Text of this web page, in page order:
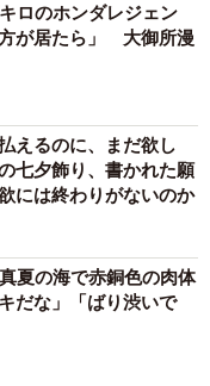
ロのホンダレジェン
が居たら」 大御所漫
えるのに、まだ欲し
七夕飾り、書かれた願
には終わりがないのか
夏の海で赤銅色の肉体
だな」「ばり渋いで